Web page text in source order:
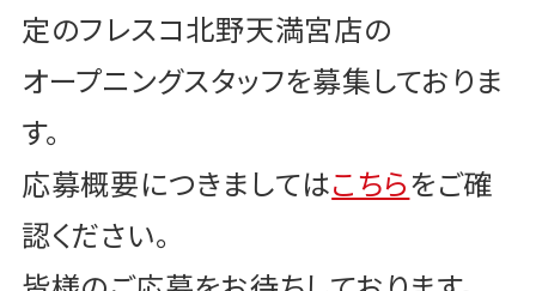
定のフレスコ北野天満宮店の
オープニングスタッフを募集しておりま
す。
応募概要につきましてはこちらをご確
認ください。